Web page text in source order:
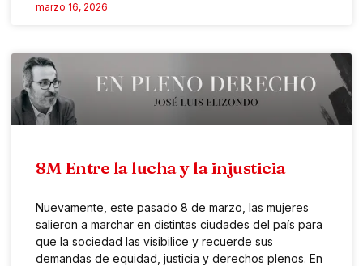
marzo 16, 2026
8M Entre la lucha y la injusticia
Nuevamente, este pasado 8 de marzo, las mujeres
salieron a marchar en distintas ciudades del país para
que la sociedad las visibilice y recuerde sus
demandas de equidad, justicia y derechos plenos. En